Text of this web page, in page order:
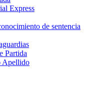
Express
de sentencia
Partida
Apellido